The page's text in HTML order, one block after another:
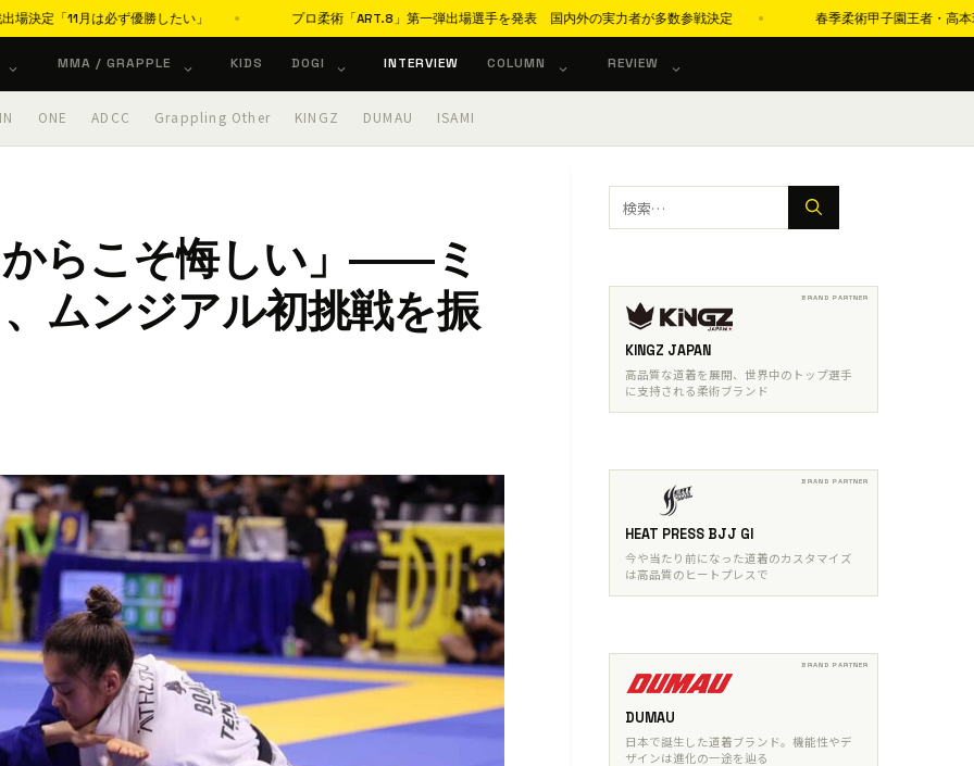
必ず優勝したい」 プロ柔術「ART.8」第一弾出場選手を発表 国内外の実力者が多数参戦決定 春季柔術甲子園王者・高本珠緒「アダル
MMA / GRAPPLE KIDS DOGI INTERVIEW COLUMN REVIEW
ONE ADCC Grappling Other KINGZ DUMAU ISAMI
らこそ悔しい」――ミ
ムンジアル初挑戦を振
検
索:
KINGZ JAPAN
高品質な道着を展開、世界中のトップ選手
に支持される柔術ブランド
HEAT PRESS BJJ GI
今や当たり前になった道着のカスタマイズ
は高品質のヒートプレスで
DUMAU
日本で誕生した道着ブランド。機能性やデ
ザインは進化の一途を辿る